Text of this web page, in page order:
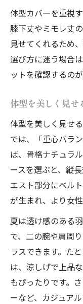
体型カバーを重視
膝下丈やミモレ丈
見せてくれるため
選び方に迷う場合
ットを確認するの
体型を美しく見せ
体型を美しく見せ
では、「重心バラ
ば、骨格ナチュラ
ースを選ぶと、縦
エスト部分にベル
が生まれ、より女
夏は透け感のある
で、二の腕や肩周
ラスできます。た
は、涼しげで上品
もぴったりです。
ーなど、カジュア